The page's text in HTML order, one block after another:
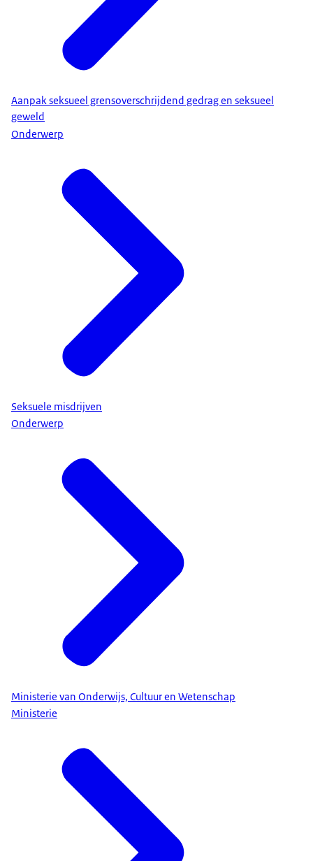
Aanpak seksueel grensoverschrijdend gedrag en seksueel
geweld
Onderwerp
Seksuele misdrijven
Onderwerp
Ministerie van Onderwijs, Cultuur en Wetenschap
Ministerie